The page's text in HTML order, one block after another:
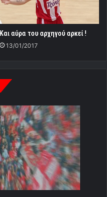
Και αύρα του αρχηγού αρκεί !
13/01/2017